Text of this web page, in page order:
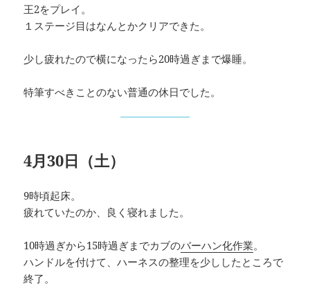
王2をプレイ。
１ステージ目はなんとかクリアできた。
少し疲れたので横になったら20時過ぎまで爆睡。
特筆すべきことのない普通の休日でした。
4月30日（土）
9時頃起床。
疲れていたのか、良く寝れました。
10時過ぎから15時過ぎまでカブのバーハン化作業。
ハンドルを付けて、ハーネスの整理を少ししたところで
終了。